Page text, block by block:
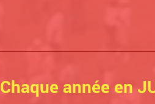
Chaque année en